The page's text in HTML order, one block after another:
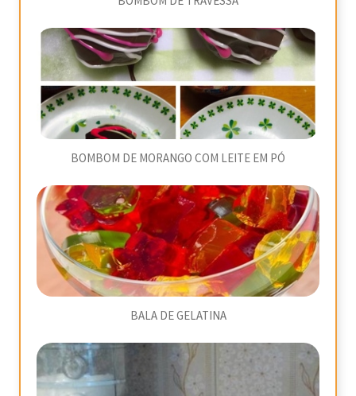
BOMBOM DE MORANGO COM LEITE EM PÓ
BALA DE GELATINA